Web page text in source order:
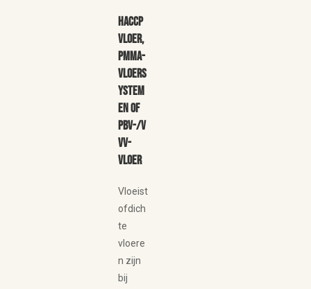
HACCP
vloer,
PMMA-
vloers
ystem
en of
PBV-/V
VV-
vloer
Vloeist
ofdich
te
vloere
n zijn
bij